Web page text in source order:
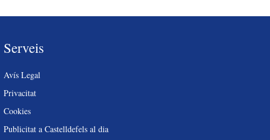
Serveis
Avís Legal
Privacitat
Cookies
Publicitat a Castelldefels al dia